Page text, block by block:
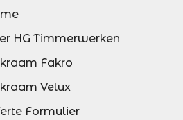
HG Timmerwerken
Fakro
Velux
Formulier